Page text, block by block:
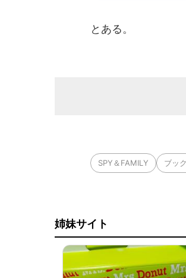
とある。
SPY＆FAMILY ブッ
姉妹サイト